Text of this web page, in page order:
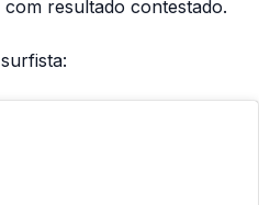
resultado contestado.